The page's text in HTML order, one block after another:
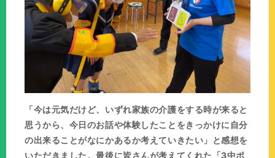
「今は元気だけど、いずれ家族の介護をする時が来ると
思うから、今日のお話や体験したことをきっかけに自分
の出来ることがなにかあるか考えていきたい」と感想を
いただきました。最後に皆さんが考えてくれた「3中ポ